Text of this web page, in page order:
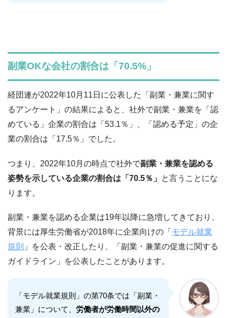
副業OKな会社の割合は「70.5%」
経団連が2022年10月11日に公表した「副業・兼業に関す
るアンケート」の結果によると、社外で副業・兼業を「認
めている」企業の割合は「53.1％」、「認める予定」の企
業の割合は「17.5％」でした。
つまり、2022年10月の時点で社外で副業・兼業を認める
姿勢を示している企業の割合は「70.5％」 と言うことにな
ります。
副業・兼業を認める企業は19年以降に急増してきており、
背景には厚生労働省が2018年に企業向けの「 モデル就業
規則 」を公表・改正したり、「副業・兼業の促進に関する
ガイドライン」を公表したことがあります。
「モデル就業規則」の第70条では「副業・
兼業」について、 労働者が労働時間以外の